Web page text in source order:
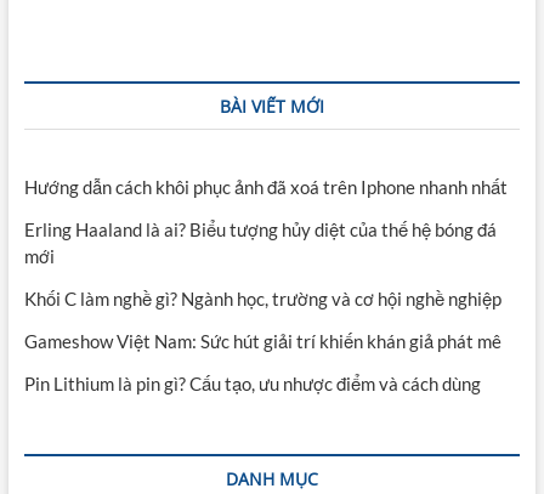
BÀI VIẾT MỚI
Hướng dẫn cách khôi phục ảnh đã xoá trên Iphone nhanh nhất
Erling Haaland là ai? Biểu tượng hủy diệt của thế hệ bóng đá
mới
Khối C làm nghề gì? Ngành học, trường và cơ hội nghề nghiệp
Gameshow Việt Nam: Sức hút giải trí khiến khán giả phát mê
Pin Lithium là pin gì? Cấu tạo, ưu nhược điểm và cách dùng
DANH MỤC